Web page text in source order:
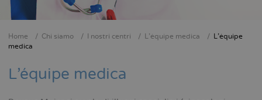
Briciole
pane
Home Chi siamo I nostri centri L'équipe medica
L'équipe
medica
L'équipe medica